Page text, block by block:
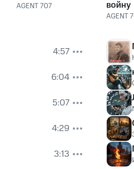
AGENT 707
войну
AGENT
4:57
6:04
5:07
4:29
3:13